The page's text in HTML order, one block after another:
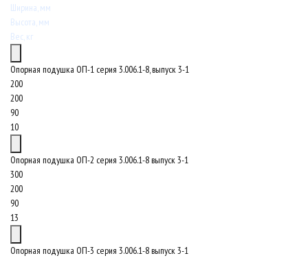
Ширина, мм
Высота, мм
Вес, кг
Опорная подушка ОП-1 серия 3.006.1-8, выпуск 3-1
200
200
90
10
Опорная подушка ОП-2 серия 3.006.1-8 выпуск 3-1
300
200
90
13
Опорная подушка ОП-3 серия 3.006.1-8 выпуск 3-1